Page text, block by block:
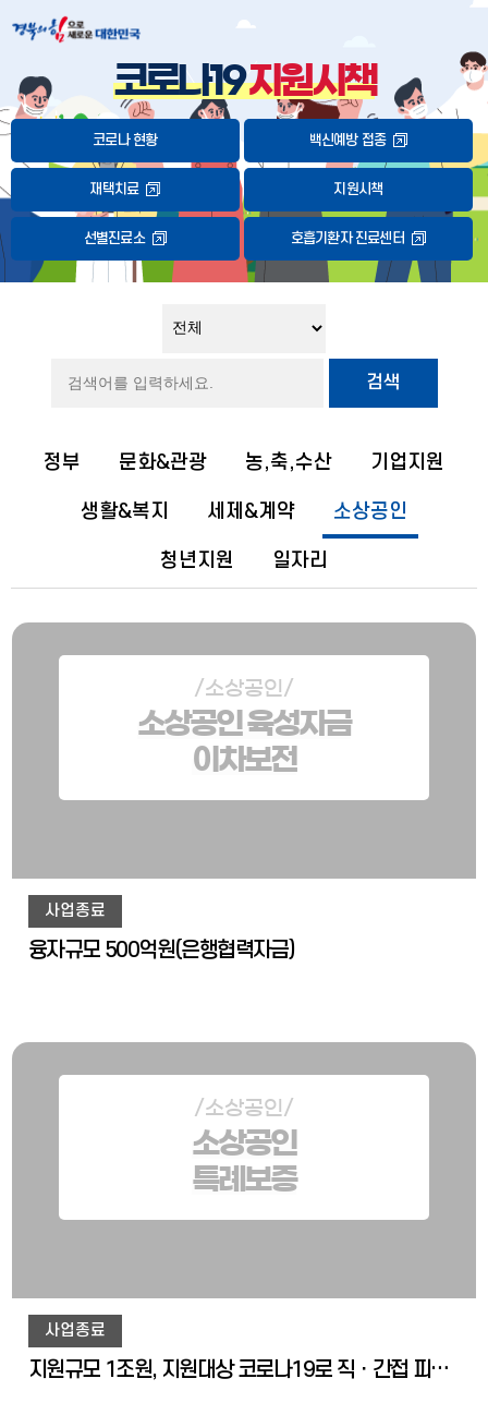
코로나19지원시책
코로나 현황 백신예방 접종
재택치료 지원시책
선별진료소 호흡기환자 진료센터
검색
정부 문화&관광 농,축,수산 기업지원
생활&복지 세제&계약 소상공인
청년지원 일자리
/소상공인/
소상공인 육성자금
이차보전
사업종료
융자규모 500억원(은행협력자금)
/소상공인/
소상공인
특례보증
사업종료
지원규모 1조원, 지원대상 코로나19로 직ㆍ간접 피해를 입은 소기업ㆍ소상공인